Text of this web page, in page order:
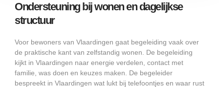
Ondersteuning bij wonen en dagelijkse
structuur
Voor bewoners van Vlaardingen gaat begeleiding vaak over
de praktische kant van zelfstandig wonen. De begeleiding
kijkt in Vlaardingen naar energie verdelen, contact met
familie, was doen en keuzes maken. De begeleider
bespreekt in Vlaardingen wat lukt bij telefoontjes en waar rust